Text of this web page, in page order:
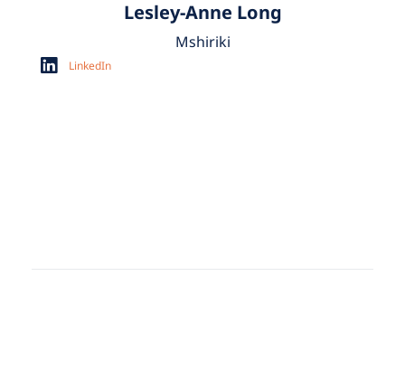
Lesley-Anne Long
Mshiriki
LinkedIn